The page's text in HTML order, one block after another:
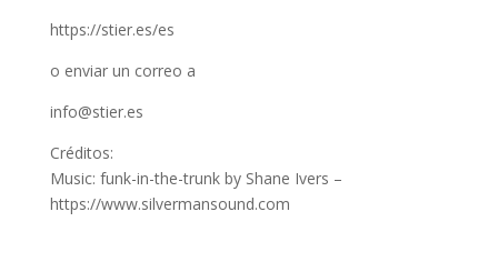
https://stier.es/es
o enviar un correo a
info@stier.es
Créditos:
Music: funk-in-the-trunk by Shane Ivers –
https://www.silvermansound.com